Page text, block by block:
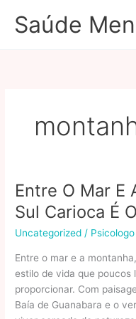
paraSaúde
Entre O Mar E
Sul Carioca É
Uncategorized / Psicologo
Entre o mar e a
estilo de vida que poucos
proporcionar. Com
Baía de Guanabara e o